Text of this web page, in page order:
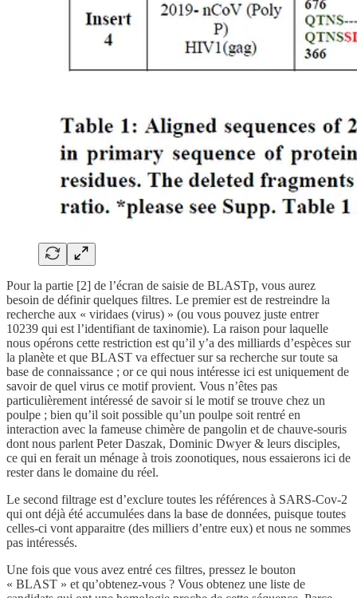
Pour la partie [2] de l’écran de saisie de BLASTp, vous aurez
besoin de définir quelques filtres. Le premier est de restreindre la
recherche aux « viridaes (virus) » (ou vous pouvez juste entrer
10239 qui est l’identifiant de taxinomie). La raison pour laquelle
nous opérons cette restriction est qu’il y’a des milliards d’espèces sur
la planète et que BLAST va effectuer sur sa recherche sur toute sa
base de connaissance ; or ce qui nous intéresse ici est uniquement de
savoir de quel virus ce motif provient. Vous n’êtes pas
particulièrement intéressé de savoir si le motif se trouve chez un
poulpe ; bien qu’il soit possible qu’un poulpe soit rentré en
interaction avec la fameuse chimère de pangolin et de chauve-souris
dont nous parlent Peter Daszak, Dominic Dwyer & leurs disciples,
ce qui en ferait un ménage à trois zoonotiques, nous essaierons ici de
rester dans le domaine du réel.
Le second filtrage est d’exclure toutes les références à SARS-Cov-2
qui ont déjà été accumulées dans la base de données, puisque toutes
celles-ci vont apparaitre (des milliers d’entre eux) et nous ne sommes
pas intéressés.
Une fois que vous avez entré ces filtres, pressez le bouton
« BLAST » et qu’obtenez-vous ? Vous obtenez une liste de